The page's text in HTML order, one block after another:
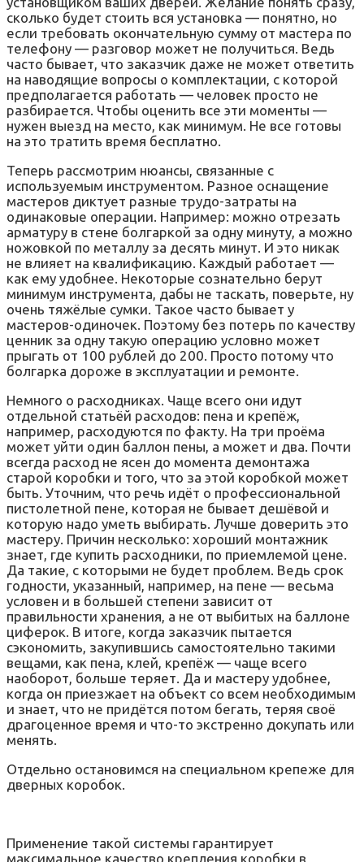
сколько будет стоить вся установка — понятно, но
если требовать окончательную сумму от мастера по
телефону — разговор может не получиться. Ведь
часто бывает, что заказчик даже не может ответить
на наводящие вопросы о комплектации, с которой
предполагается работать — человек просто не
разбирается. Чтобы оценить все эти моменты —
нужен выезд на место, как минимум. Не все готовы
на это тратить время бесплатно.
Теперь рассмотрим нюансы, связанные с
используемым инструментом. Разное оснащение
мастеров диктует разные трудо-затраты на
одинаковые операции. Например: можно отрезать
арматуру в стене болгаркой за одну минуту, а можно
ножовкой по металлу за десять минут. И это никак
не влияет на квалификацию. Каждый работает —
как ему удобнее. Некоторые сознательно берут
минимум инструмента, дабы не таскать, поверьте, ну
очень тяжёлые сумки. Такое часто бывает у
мастеров-одиночек. Поэтому без потерь по качеству
ценник за одну такую операцию условно может
прыгать от 100 рублей до 200. Просто потому что
болгарка дороже в эксплуатации и ремонте.
Немного о расходниках. Чаще всего они идут
отдельной статьёй расходов: пена и крепёж,
например, расходуются по факту. На три проёма
может уйти один баллон пены, а может и два. Почти
всегда расход не ясен до момента демонтажа
старой коробки и того, что за этой коробкой может
быть. Уточним, что речь идёт о профессиональной
пистолетной пене, которая не бывает дешёвой и
которую надо уметь выбирать. Лучше доверить это
мастеру. Причин несколько: хороший монтажник
знает, где купить расходники, по приемлемой цене.
Да такие, с которыми не будет проблем. Ведь срок
годности, указанный, например, на пене — весьма
условен и в большей степени зависит от
правильности хранения, а не от выбитых на баллоне
циферок. В итоге, когда заказчик пытается
сэкономить, закупившись самостоятельно такими
вещами, как пена, клей, крепёж — чаще всего
наоборот, больше теряет. Да и мастеру удобнее,
когда он приезжает на объект со всем необходимым
и знает, что не придётся потом бегать, теряя своё
драгоценное время и что-то экстренно докупать или
менять.
Отдельно остановимся на специальном крепеже для
дверных коробок.
Применение такой системы гарантирует
максимальное качество крепления коробки в